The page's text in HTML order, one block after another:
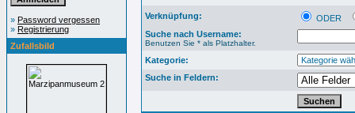
» Password vergessen
» Registrierung
Zufallsbild
Verknüpfung:
ODER
Suche nach Username:
Benutzen Sie * als Platzhalter.
Kategorie:
Suche in Feldern: